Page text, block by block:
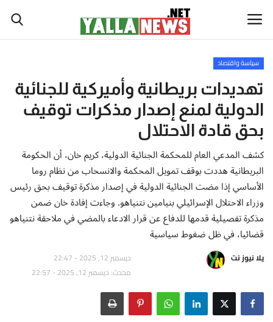
أخبار العالم
أخبار الوطن العربي
سياسة واقتصاد
رياضة
ثقافة وفن
تكنولوجيا وعلوم
صحة ولياقة
أطباق من المطابخ العربية
سياسة واقتصاد
تهديدات بريطانية وأميركية للجنائية
الدولية لمنع إصدار مذكرات توقيف
بحق قادة الاحتلال
كشف المدعي العام للمحكمة الجنائية الدولية، كريم خان، أن الحكومة
البريطانية هددت بوقف تمويل المحكمة والانسحاب من نظام روما
الأساسي إذا مضت الجنائية الدولية في إصدار مذكرة توقيف بحق رئيس
وزراء الاحتلال الإسرائيلي بنيامين نتنياهو. وجاءت إفادة خان ضمن
مذكرة تفصيلية قدمها للدفاع عن قرار الادعاء بالمضي في ملاحقة نتنياهو
قضائيا، في ظل ضغوط سياسية
يلا نيوز نت
ديسمبر 12, 2025 - 22:47
محدث: ديسمبر 12, 2025 - 22:57